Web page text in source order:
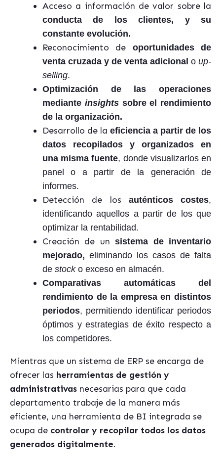
Acceso a información de valor sobre la
conducta de los clientes, y su
constante evolución.
Reconocimiento de oportunidades de
venta cruzada y de venta adicional o up-
selling.
Optimización de las operaciones
mediante insights sobre el rendimiento
de la organización.
Desarrollo de la eficiencia a partir de los
datos recopilados y organizados en
una misma fuente, donde visualizarlos en
panel o a partir de la generación de
informes.
Detección de los auténticos costes,
identificando aquellos a partir de los que
optimizar la rentabilidad.
Creación de unsistema de inventario
mejorado, eliminando los casos de falta
de stock o exceso en almacén.
Comparativas automáticas del
rendimiento de la empresa en distintos
periodos, permitiendo identificar periodos
óptimos y estrategias de éxito respecto a
los competidores.
Mientras que un sistema de ERP se encarga de
ofrecer las herramientas de gestión y
administrativas necesarias para que cada
departamento trabaje de la manera más
eficiente, una herramienta de BI integrada se
ocupa de controlar y recopilar todos los datos
generados digitalmente.